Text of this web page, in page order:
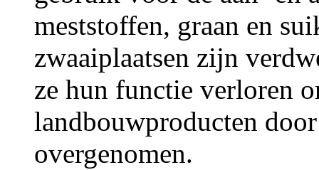
meststoffen, graan en
zwaaiplaatsen zijn
ze hun functie verloren
landbouwproducten
overgenomen.